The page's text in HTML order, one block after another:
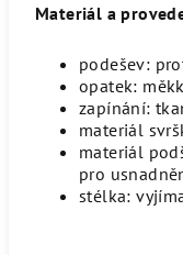
Materiál a
podešev:
opatek:
zapínání:
materiál
materiál
pro
stélka: